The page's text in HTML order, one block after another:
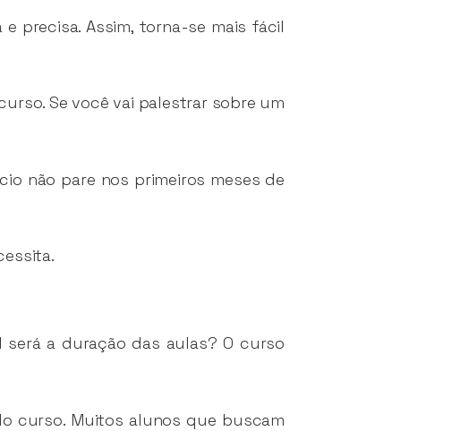
precisa. Assim, torna-se mais fácil
Se você vai palestrar sobre um
não pare nos primeiros meses de
a duração das aulas? O curso
curso. Muitos alunos que buscam